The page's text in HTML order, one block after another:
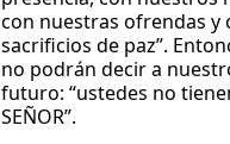
con nuestras ofrendas y
sacrificios de paz”.
no podrán decir a
futuro: “ustedes no
SEÑOR”.